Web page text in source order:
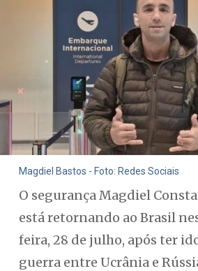
Magdiel Bastos - Foto: Redes Sociais
O segurança Magdiel
está retornando ao Brasil
feira, 28 de julho, após ter
guerra entre Ucrânia e